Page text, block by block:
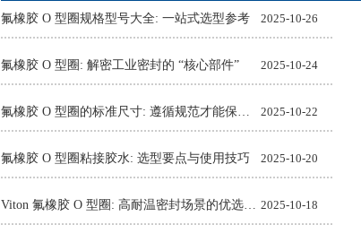
氟橡胶 O 型圈规格型号大全: 一站式选型参考 2025-10-26
氟橡胶 O 型圈: 解密工业密封的 “核心部件” 2025-10-24
氟橡胶 O 型圈的标准尺寸: 遵循规范才能保障密封效果 2025-10-22
氟橡胶 O 型圈粘接胶水: 选型要点与使用技巧 2025-10-20
Viton 氟橡胶 O 型圈: 高耐温密封场景的优选解决方案 2025-10-18